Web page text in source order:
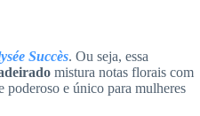
Succès. Ou seja, essa
mistura notas florais com
poderoso e único para mulheres